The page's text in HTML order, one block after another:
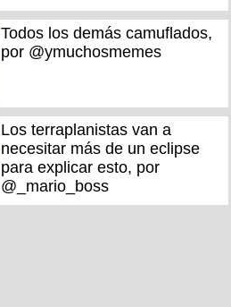
Todos los demás camuflados,
por @ymuchosmemes
Los terraplanistas van a
necesitar más de un eclipse
para explicar esto, por
@_mario_boss